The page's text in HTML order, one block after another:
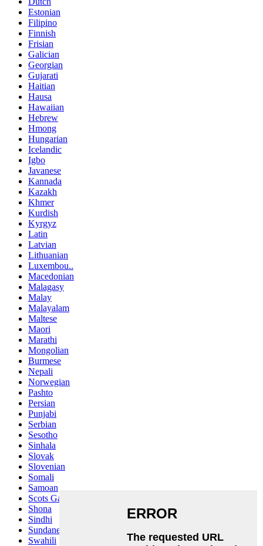
Estonian
Filipino
Finnish
Frisian
Galician
Georgian
Gujarati
Haitian
Hausa
Hawaiian
Hebrew
Hmong
Hungarian
Icelandic
Igbo
Javanese
Kannada
Kazakh
Khmer
Kurdish
Kyrgyz
Latin
Latvian
Lithuanian
Luxembou..
Macedonian
Malagasy
Malay
Malayalam
Maltese
Maori
Marathi
Mongolian
Burmese
Nepali
Norwegian
Pashto
Persian
Punjabi
Serbian
Sesotho
Sinhala
Slovak
Slovenian
Somali
Samoan
Scots Gaelic
Shona
Sindhi
Sundanese
Swahili